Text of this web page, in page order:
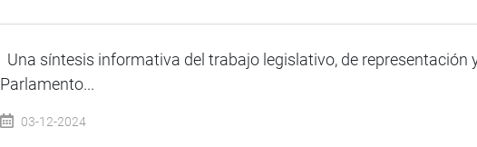
Una síntesis informativa del trabajo legislativo, de representación
Parlamento...
03-12-2024